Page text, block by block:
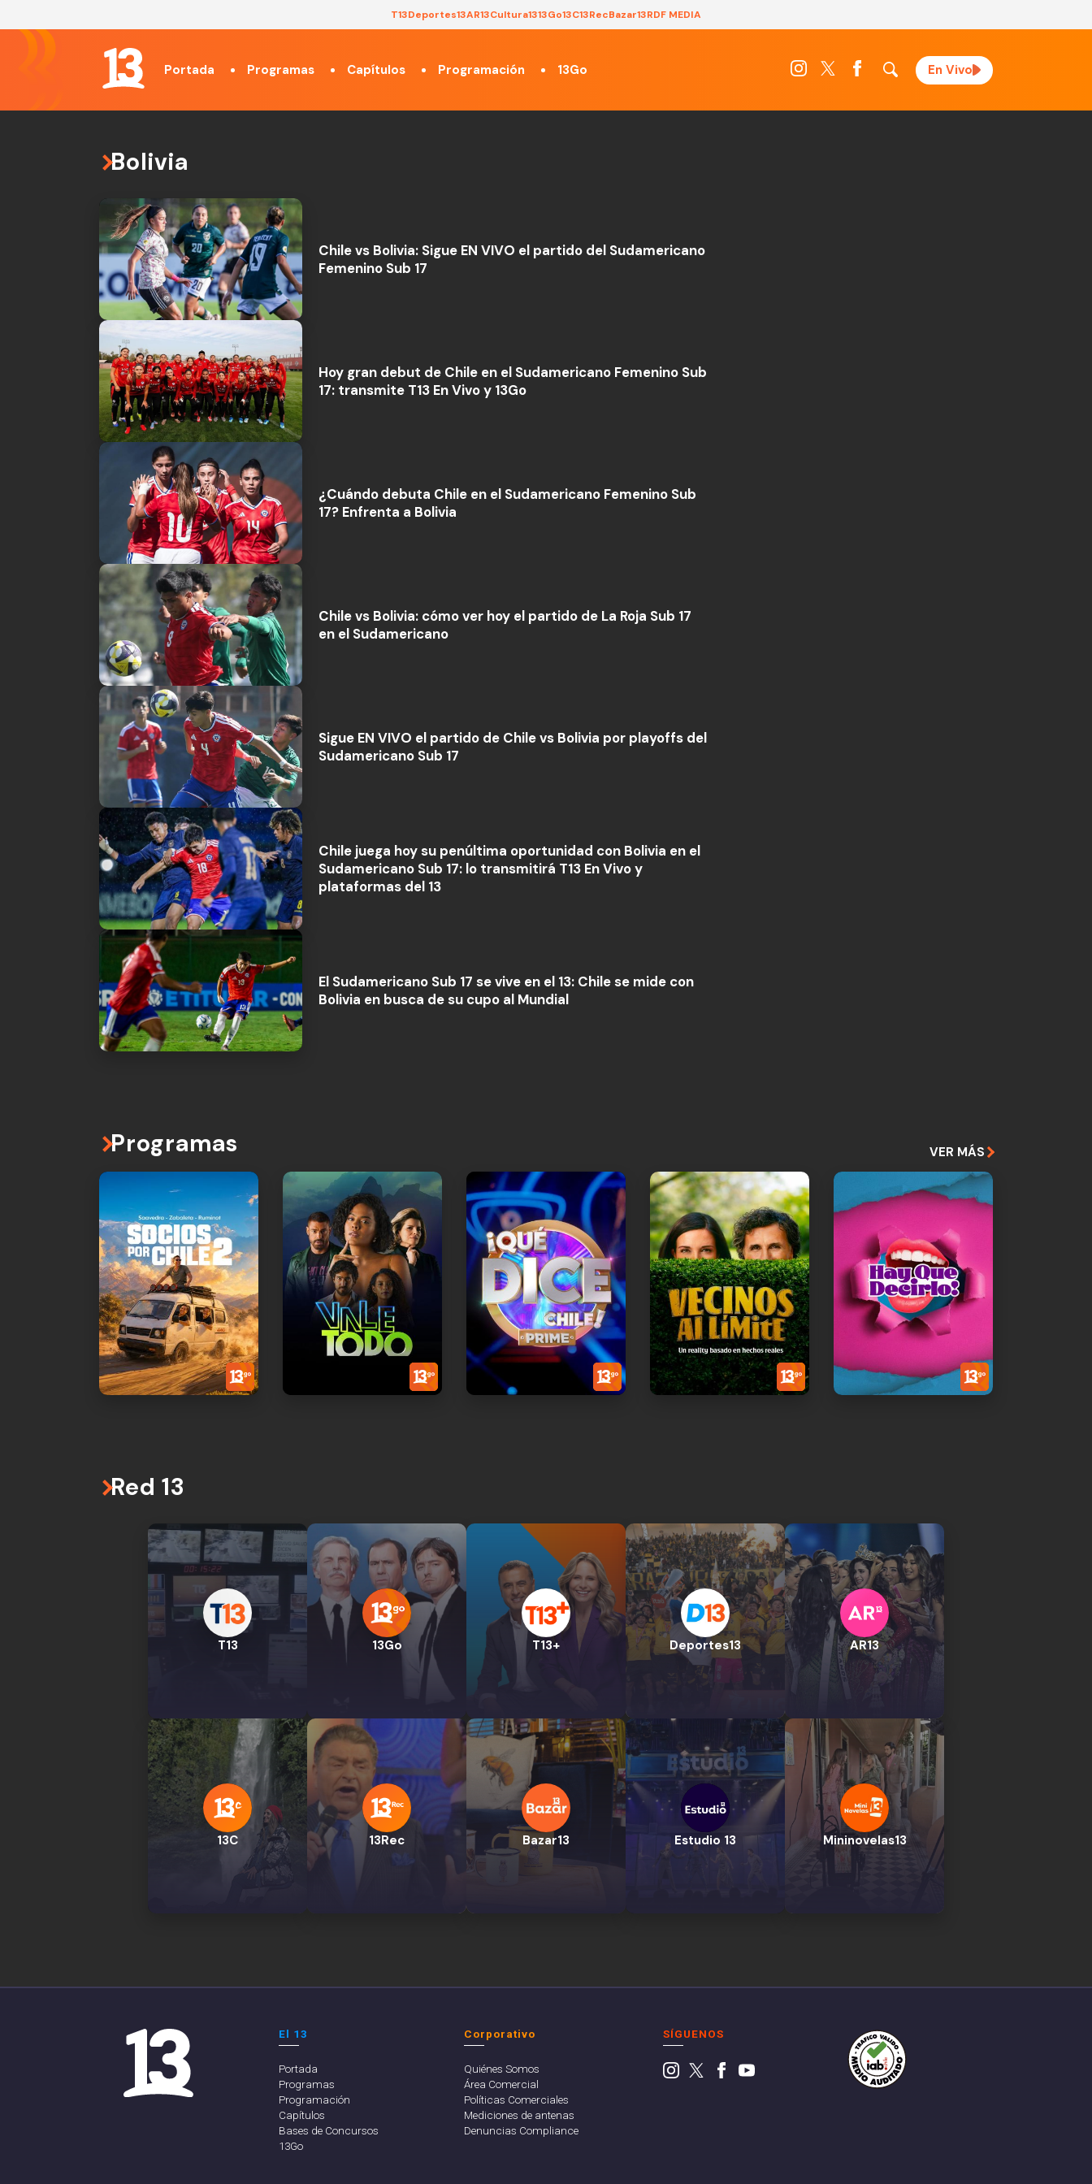
T13Deportes13AR13Cultura1313Go13C13RecBazar13RDF MEDIA
Portada Programas Capítulos Programación 13Go En Vivo
Bolivia
Chile vs Bolivia: Sigue EN VIVO el partido del Sudamericano
Femenino Sub 17
Hoy gran debut de Chile en el Sudamericano Femenino Sub
17: transmite T13 En Vivo y 13Go
¿Cuándo debuta Chile en el Sudamericano Femenino Sub
17? Enfrenta a Bolivia
Chile vs Bolivia: cómo ver hoy el partido de La Roja Sub 17
en el Sudamericano
Sigue EN VIVO el partido de Chile vs Bolivia por playoffs del
Sudamericano Sub 17
Chile juega hoy su penúltima oportunidad con Bolivia en el
Sudamericano Sub 17: lo transmitirá T13 En Vivo y
plataformas del 13
El Sudamericano Sub 17 se vive en el 13: Chile se mide con
Bolivia en busca de su cupo al Mundial
Programas VER MÁS
Red 13
T13 13Go T13+ Deportes13 AR13
13C 13Rec Bazar13 Estudio 13 Mininovelas13
El 13
Portada
Programas
Programación
Capítulos
Bases de Concursos
13Go
Corporativo
Quiénes Somos
Área Comercial
Políticas Comerciales
Mediciones de antenas
Denuncias Compliance
SÍGUENOS